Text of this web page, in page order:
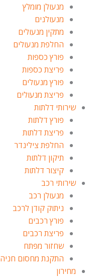
מנעולן מומלץ
מנעולנים
מתקין מנעולים
החלפת מנעולים
פורץ כספות
פריצת כספות
פורץ מנעולים
פריצת מנעולים
שירותי דלתות
פורץ דלתות
פריצת דלתות
החלפת צילינדר
תיקון דלתות
קיצור דלתות
שירותי רכב
מנעולן רכב
ניתוק קודן לרכב
פורץ רכבים
פריצת רכבים
שחזור מפתח
התקנת מחסום חניה
מחירון